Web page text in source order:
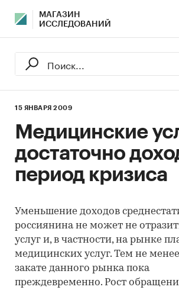
МАГАЗИН
ИССЛЕДОВАНИЙ
15 ЯНВАРЯ 2009
Медицинские
достаточно
период кризиса
Уменьшение доходов
россиянина не может не
услуг и, в частности, на рынке
медицинских услуг. Тем не
закате данного рынка пока
преждевременно. Рост